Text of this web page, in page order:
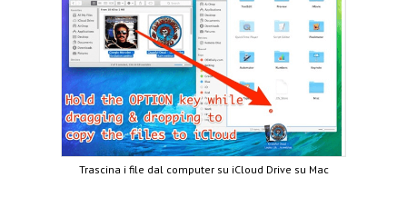
Trascina i file dal computer su iCloud Drive su Mac